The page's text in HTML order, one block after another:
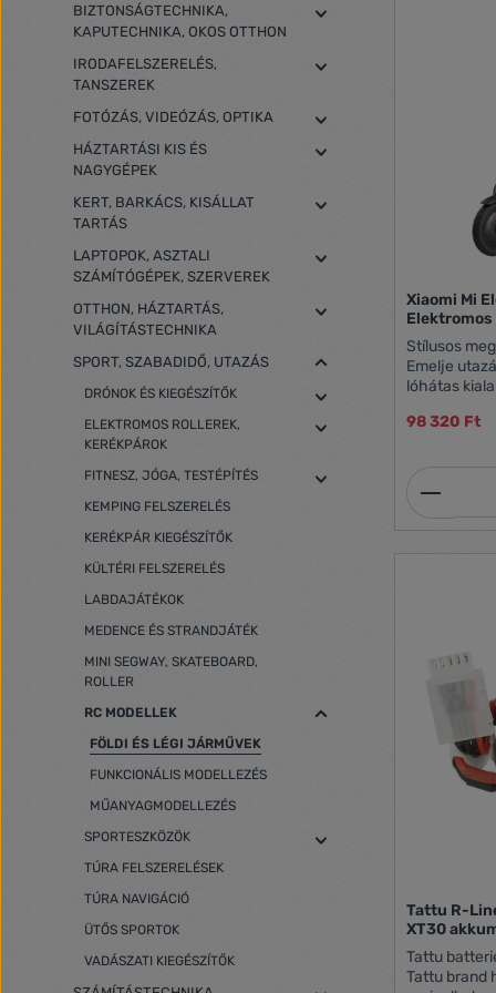
BIZTONSÁGTECHNIKA,
KAPUTECHNIKA, OKOS OTTHON
IRODAFELSZERELÉS,
TANSZEREK
FOTÓZÁS, VIDEÓZÁS, OPTIKA
HÁZTARTÁSI KIS ÉS
NAGYGÉPEK
KERT, BARKÁCS, KISÁLLAT
TARTÁS
LAPTOPOK, ASZTALI
SZÁMÍTÓGÉPEK, SZERVEREK
OTTHON, HÁZTARTÁS,
VILÁGÍTÁSTECHNIKA
SPORT, SZABADIDŐ, UTAZÁS
DRÓNOK ÉS KIEGÉSZÍTŐK
ELEKTROMOS ROLLEREK,
KERÉKPÁROK
FITNESZ, JÓGA, TESTÉPÍTÉS
KEMPING FELSZERELÉS
KERÉKPÁR KIEGÉSZÍTŐK
KÜLTÉRI FELSZERELÉS
LABDAJÁTÉKOK
MEDENCE ÉS STRANDJÁTÉK
MINI SEGWAY, SKATEBOARD,
ROLLER
RC MODELLEK
FÖLDI ÉS LÉGI JÁRMŰVEK
FUNKCIONÁLIS MODELLEZÉS
MŰANYAGMODELLEZÉS
SPORTESZKÖZÖK
TÚRA FELSZERELÉSEK
TÚRA NAVIGÁCIÓ
ÜTŐS SPORTOK
VADÁSZATI KIEGÉSZÍTŐK
Xiaomi Mi
Stílusos
Emelje
lóhátas
amely
10"-es
kényelmes
egyenetlen
megbízhatóságát.
Túlkisülés elleni
védelem Túlmelegedés elleni védelem
Rövidzárlat elleni
védelem A 300 W-os Hall-effektus kefe
nélküli
tempójában
lehetővé
haladjon. Gyalogos üzemmód 6km/h Normál
98 320 Ft
Tattu R-
XT30
Tattu
Tattu brand